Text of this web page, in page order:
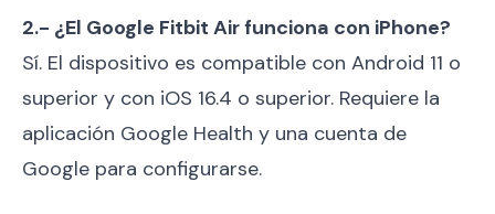
2.- ¿El Google Fitbit Air funciona con iPhone?
Sí. El dispositivo es compatible con Android 11 o
superior y con iOS 16.4 o superior. Requiere la
aplicación Google Health y una cuenta de
Google para configurarse.